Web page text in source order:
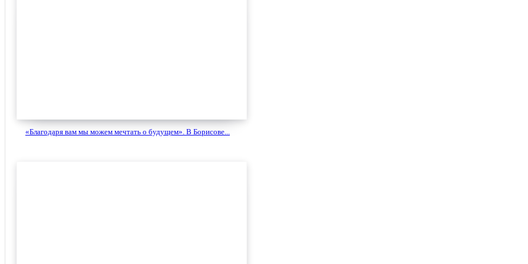
«Благодаря вам мы можем мечтать о будущем». В Борисове...